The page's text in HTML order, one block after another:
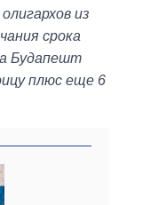
из
срока
Будапешт
плюс еще 6